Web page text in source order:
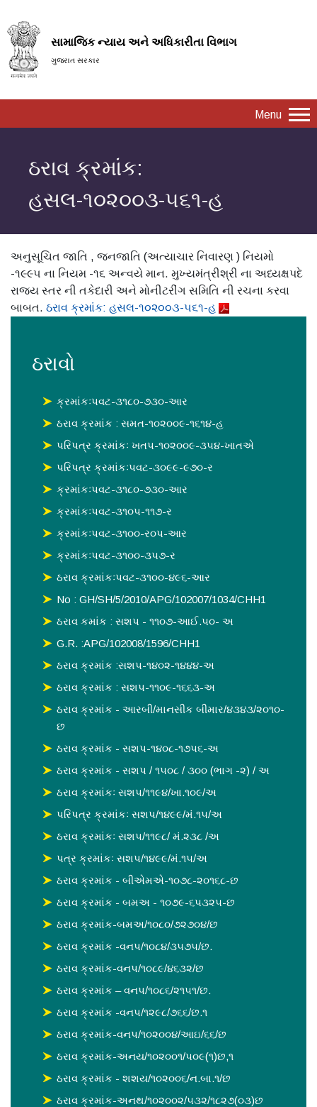
સામાજિક ન્યાય અને અધિકારીતા વિભાગ
ગુજરાત સરકાર
Menu
ઠરાવ ક્રમાંક:
હસલ-૧૦૨૦૦૩-૫૬૧-હ
અનુસૂચિત જાતિ , જનજાતિ (અત્યાચાર નિવારણ ) નિયમો
-૧૯૯૫ ના નિયમ -૧૬ અન્વયે માન. મુખ્યમંત્રીશ્રી ના અધ્યક્ષપદે
રાજ્ય સ્તર ની તકેદારી અને મોનીટરીંગ સમિતિ ની રચના કરવા
બાબત. ઠરાવ ક્રમાંક: હસલ-૧૦૨૦૦૩-૫૬૧-હ
ઠરાવો
ક્રમાંકઃપવટ-૩૧૮૦-૭૩૦-આર
ઠરાવ ક્રમાંક : સમત-૧૦૨૦૦૯-૧૬૧૪-હ
પરિપત્ર ક્રમાંકઃ ખતપ-૧૦૨૦૦૯-૩૫૪-ખાતએ
પરિપત્ર ક્રમાંકઃપવટ-૩૦૯૯-૯૭૦-ર
ક્રમાંકઃપવટ-૩૧૮૦-૭૩૦-આર
ક્રમાંકઃપવટ-૩૧૦પ-૧૧૭-ર
ક્રમાંકઃપવટ-૩૧૦૦-ર૦પ-આર
ક્રમાંકઃપવટ-૩૧૦૦-૩૫૭-ર
ઠરાવ ક્રમાંકઃપવટ-૩૧૦૦-૪૯૬-આર
No : GH/SH/5/2010/APG/102007/1034/CHH1
ઠરાવ કમાંક : સશપ - ૧૧૦૭-આઈ.૫૦- અ
G.R. :APG/102008/1596/CHH1
ઠરાવ ક્રમાંક :સશપ-૧૪૦૨-૧૪૪૪-અ
ઠરાવ ક્રમાંક : સશપ-૧૧૦૯-૧૬૬૩-અ
ઠરાવ ક્રમાંક - આરબી/માનસીક બીમાર/૪૩૪૩/૨૦૧૦-
છ
ઠરાવ ક્રમાંક - સશપ-૧૪૦૮-૧૭૫૬-અ
ઠરાવ ક્રમાંક - સશપ / ૧૫૦૮ / ૩૦૦ (ભાગ -૨) / અ
ઠરાવ ક્રમાંકઃ સશપ/૧૧૯૪/ખા.૧૦૯/અ
પરિપત્ર ક્રમાંકઃ સશપ/૧૪૯૯/મં.૧૫/અ
ઠરાવ ક્રમાંકઃ સશપ/૧૧૯૮/ મં.૨૩૮ /અ
પત્ર ક્રમાંકઃ સશપ/૧૪૯૯/મં.૧૫/અ
ઠરાવ ક્રમાંક - બીએમએ-૧૦૭૮-૨૦૧૬૮-છ
ઠરાવ ક્રમાંક - બમઅ - ૧૦૭૯-૬૫૩૨૫-છ
ઠરાવ ક્રમાંક-બમઅ/૧૦૮૦/૭૨૭૦૪/છ
ઠરાવ ક્રમાંક -વનપ/૧૦૮૪/૩૫૭૫/છ.
ઠરાવ ક્રમાંક-વનપ/૧૦૮૯/૪૬૩૨/છ
ઠરાવ ક્રમાંક – વનપ/૧૦૮૬/૨૧૫૧/છ.
ઠરાવ ક્રમાંક -વનપ/૧૨૯૮/૭૬૬/છ.૧
ઠરાવ ક્રમાંક-વનપ/૧૦૨૦૦૪/આઇ/૬૬/છ
ઠરાવ ક્રમાંક-અનય/૧૦૨૦૦૧/૫૦૯(૧)છ,૧
ઠરાવ ક્રમાંક - શશય/૧૦૨૦૦૬/ન.બા.૧/છ
ઠરાવ ક્રમાંક-અનથ/૧૦૨૦૦૨/૫૩૨/૧૮૨૭(૦૩)છ